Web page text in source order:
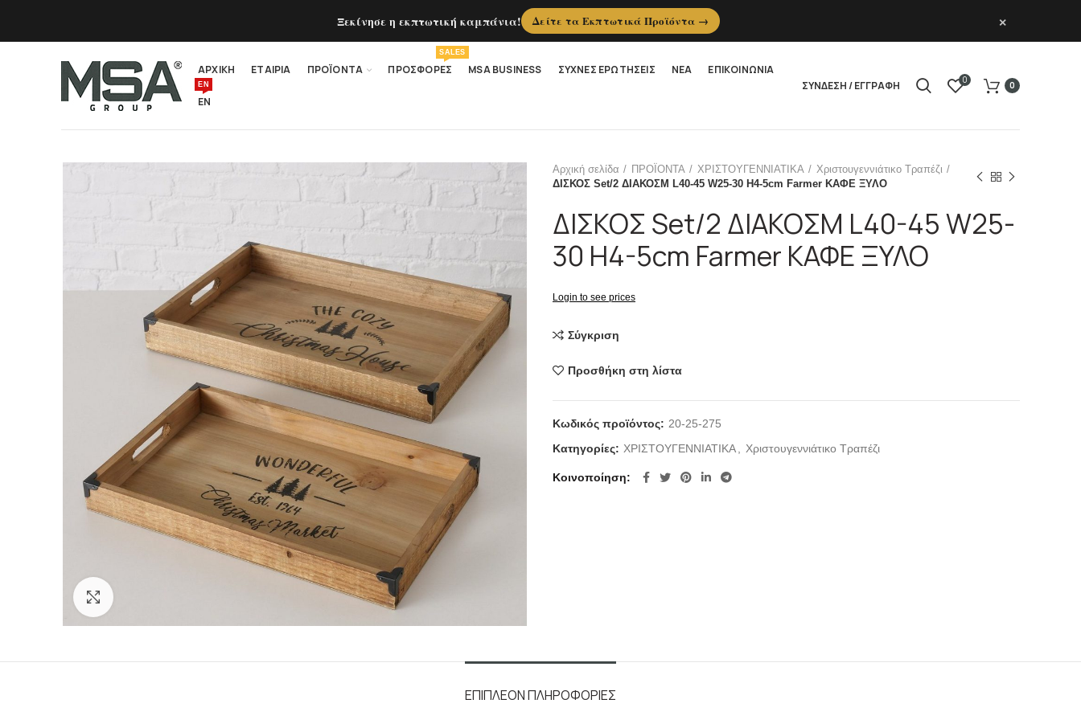
ΑΡΧΙΚΗ ΕΤΑΙΡΙΑ ΠΡΟΪΟΝΤΑ ΠΡΟΣΦΟΡΕΣ
SALES
MSA BUSINESS ΣΥΧΝΕΣ ΕΡΩΤΗΣΕΙΣ ΝΕΑ ΕΠΙΚΟΙΝΩΝΙΑ
EN
EN ΣΥΝΔΕΣΗ / ΕΓΓΡΑΦΗ 0
0
Αρχική σελίδα ΠΡΟΪΟΝΤΑ ΧΡΙΣΤΟΥΓΕΝΝΙΑΤΙΚΑ
Χριστουγεννιάτικο Τραπέζι
ΔΙΣΚΟΣ Set/2 ΔΙΑΚΟΣΜ L40-45 W25-30 H4-5cm Farmer ΚΑΦΕ ΞΥΛΟ
ΔΙΣΚΟΣ Set/2 ΔΙΑΚΟΣΜ L40-45 W25-
30 H4-5cm Farmer ΚΑΦΕ ΞΥΛΟ
Login to see prices
Σύγκριση
Προσθήκη στη λίστα
Κωδικός προϊόντος: 20-25-275
Κατηγορίες: ΧΡΙΣΤΟΥΓΕΝΝΙΑΤΙΚΑ Χριστουγεννιάτικο Τραπέζι
Κοινοποίηση
ΕΠΙΠΛΈΟΝ ΠΛΗΡΟΦΟΡΊΕΣ
Ξεκίνησε η εκπτωτική καμπάνια! Δείτε τα Εκπτωτικά Προϊόντα → ×